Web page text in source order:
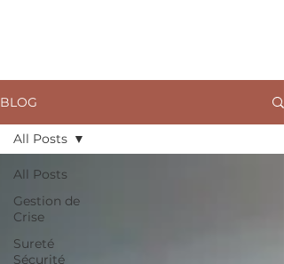
BLOG
All Posts
Gestion de
Crise
Sureté
Sécurité
All Posts